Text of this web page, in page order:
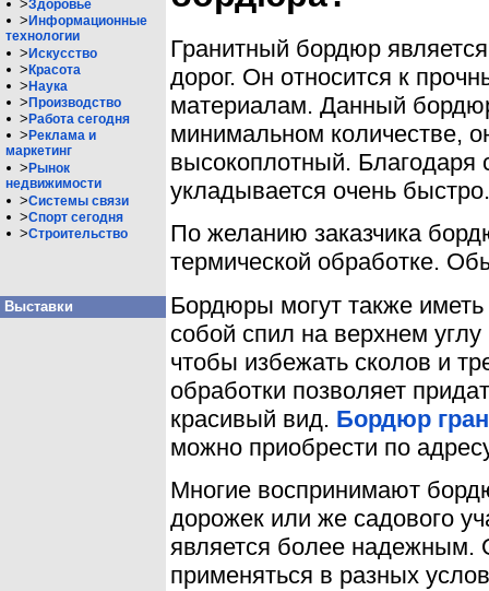
>Здоровье
> Информационные
технологии
> Искусство
> Красота
> Наука
> Производство
> Работа сегодня
> Реклама и
маркетинг
> Рынок
недвижимости
>Системы связи
>Спорт сегодня
>Строительство
Выставки
Гранитный бордюр
дорог. Он относится к
материалам. Данный
минимальном количестве,
высокоплотный. Благодаря
укладывается очень быстро.
По желанию заказчика
термической обработке.
Бордюры могут также иметь
собой спил на верхнем
чтобы избежать сколов и
обработки позволяет
красивый вид. Бордюр
можно приобрести по
Многие воспринимают
дорожек или же садового
является более надежным.
применяться в разных